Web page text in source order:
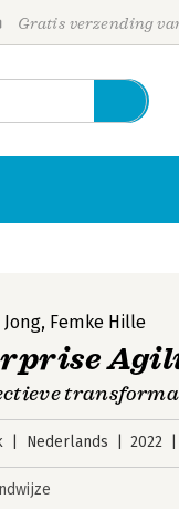
Gratis verzending
, Femke Hille
Nederlands 2022